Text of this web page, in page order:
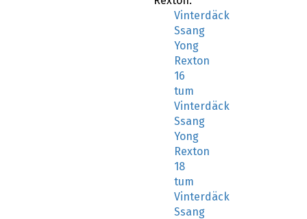
Vinterdäck
Ssang
Yong
Rexton
16
tum
Vinterdäck
Ssang
Yong
Rexton
18
tum
Vinterdäck
Ssang